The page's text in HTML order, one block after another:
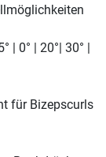
| 0° | 20°| 30° |
für Bizepscurls